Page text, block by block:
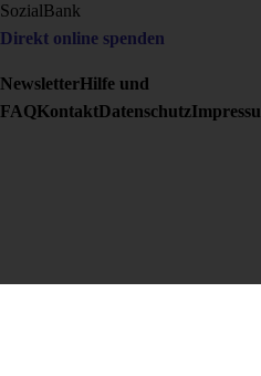
SozialBank
Direkt online spenden
NewsletterHilfe und
FAQKontaktDatenschutz